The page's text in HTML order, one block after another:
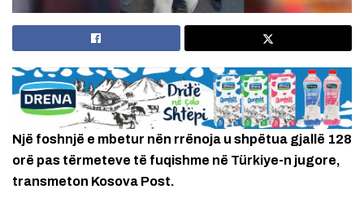
Një foshnjë e mbetur nën rrënoja u shpëtua gjallë 128
orë pas tërmeteve të fuqishme në Türkiye-n jugore,
transmeton Kosova Post.